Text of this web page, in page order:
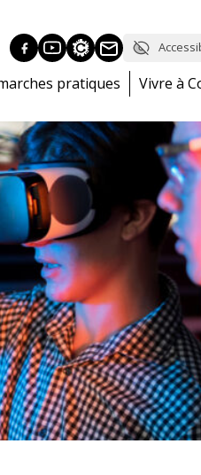
pratiques Vivre à